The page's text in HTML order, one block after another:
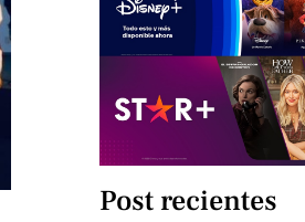
Post recientes